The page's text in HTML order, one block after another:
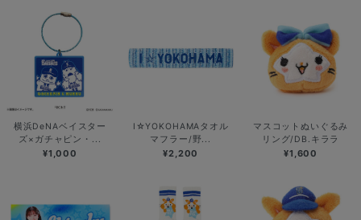
横浜DeNAベイスター
ズ×ガチャピン・...
¥1,000
I☆YOKOHAMAタオル
マフラー/野...
¥2,200
マスコットぬいぐるみ
リング/DB.キララ
¥1,600